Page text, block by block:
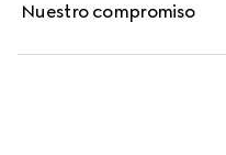
Nuestro compromiso